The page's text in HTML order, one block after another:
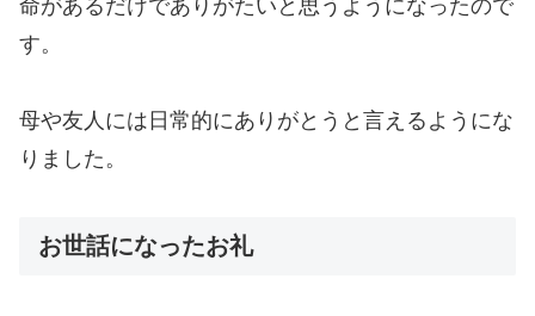
命があるだけでありがたいと思うようになったので
す。
母や友人には日常的にありがとうと言えるようにな
りました。
お世話になったお礼